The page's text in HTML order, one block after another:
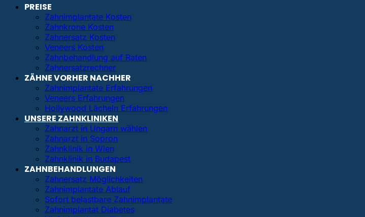
PREISE
Zahnimplantate Kosten
Zahnkrone Kosten
Zahnersatz Kosten
Veneers Kosten
Zahnbehandlung auf Raten
Zahnersatzrechner
ZÄHNE VORHER NACHHER
Zahnimplantate Erfahrungen
Veneers Erfahrungen
Hollywood Lächeln Erfahrungen
UNSERE ZAHNKLINIKEN
Zahnarzt in Ungarn wählen
Zahnarzt in Sopron
Zahnklinik in Wien
Zahnklinik in Budapest
ZAHNBEHANDLUNGEN
Zahnersatz Möglichkeiten
Zahnimplantate Ablauf
Sofort belastbare Zahnimplantate
Zahnimplantat Diabetes